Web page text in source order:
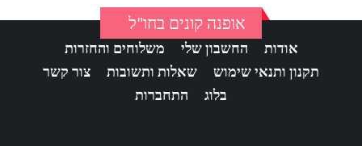
אופנה קונים בחו"ל
אודות החשבון שלי
משלוחים והחזרות
תקנון ותנאי שימוש
שאלות ותשובות
צור קשר
בלוג
התחברות